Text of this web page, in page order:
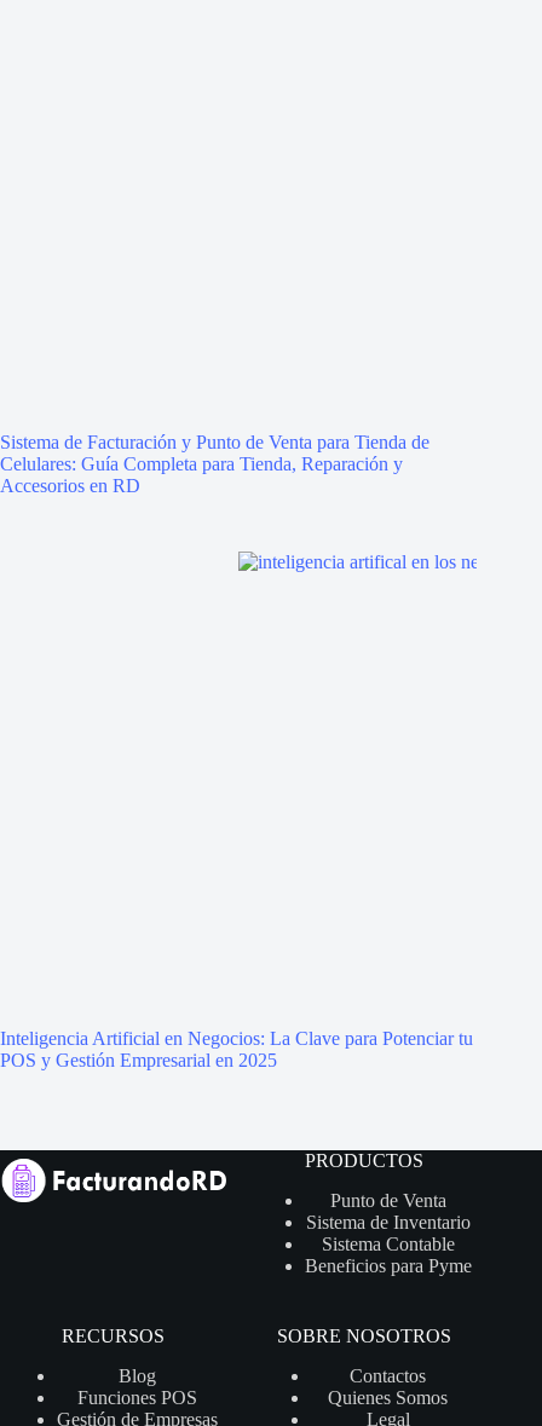
Sistema de Facturación y Punto de Venta para Tienda de
Celulares: Guía Completa para Tienda, Reparación y
Accesorios en RD
Inteligencia Artificial en Negocios: La Clave para Potenciar tu
POS y Gestión Empresarial en 2025
PRODUCTOS
Punto de Venta
Sistema de Inventario
Sistema Contable
Beneficios para Pyme
RECURSOS
Blog
Funciones POS
Gestión de Empresas
SOBRE NOSOTROS
Contactos
Quienes Somos
Legal